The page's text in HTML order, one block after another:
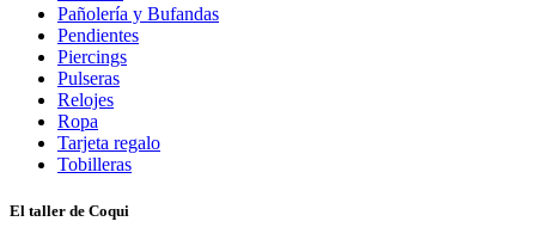
Pañolería y Bufandas
Pendientes
Piercings
Pulseras
Relojes
Ropa
Tarjeta regalo
Tobilleras
El taller de Coqui